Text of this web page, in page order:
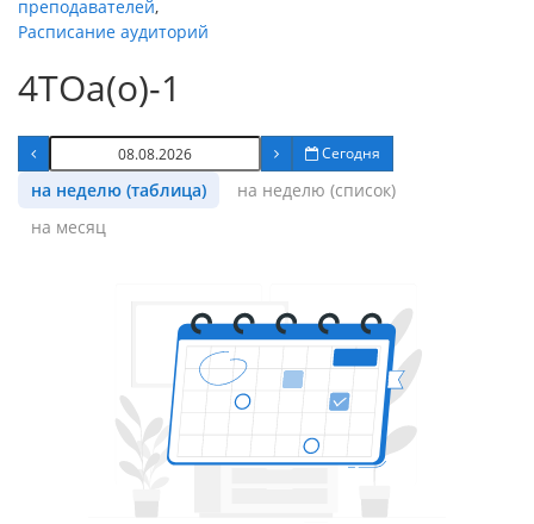
преподавателей,
Расписание аудиторий
4ТОа(о)-1
Сегодня
на неделю (таблица)
на неделю (список)
на месяц